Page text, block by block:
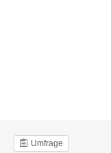
Umfrage